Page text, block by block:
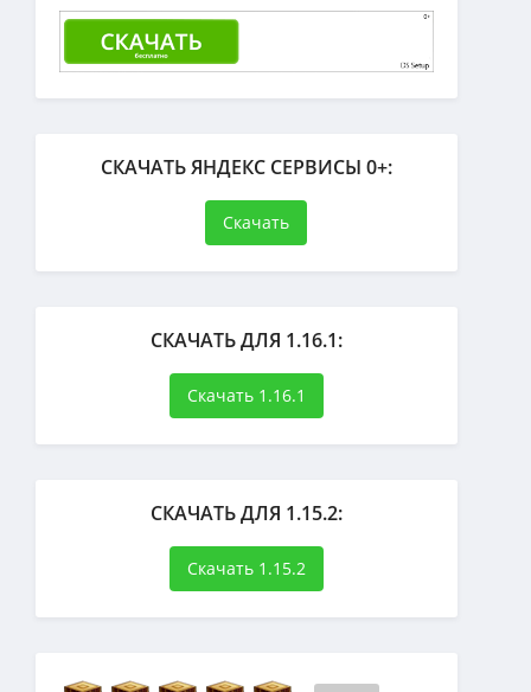
СКАЧАТЬ ЯНДЕКС СЕРВИСЫ 0+:
Скачать
СКАЧАТЬ ДЛЯ 1.16.1:
Скачать 1.16.1
СКАЧАТЬ ДЛЯ 1.15.2:
Скачать 1.15.2